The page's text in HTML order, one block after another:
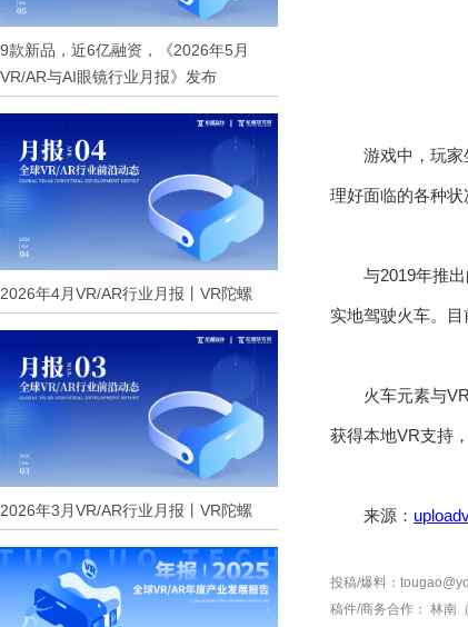
9款新品，近6亿融资，《2026年5月
VR/AR与AI眼镜行业月报》发布
2026年4月VR/AR行业月报丨VR陀螺
2026年3月VR/AR行业月报丨VR陀螺
游戏中，玩
理好面临的各种状
与2019年推
实地驾驶火车。
火车元素与
获得本地VR支持
来源：
投稿/爆料：
稿件/商务合作： 林南